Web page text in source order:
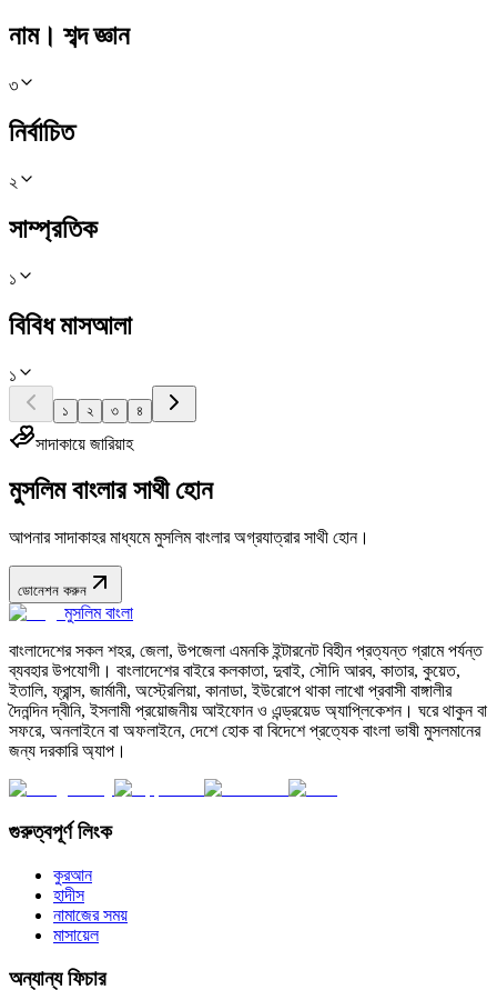
নাম। শব্দ জ্ঞান
৩
নির্বাচিত
২
সাম্প্রতিক
১
বিবিধ মাসআলা
১
১ ২ ৩ ৪
সাদাকায়ে জারিয়াহ
মুসলিম বাংলার সাথী হোন
আপনার সাদাকাহর মাধ্যমে মুসলিম বাংলার অগ্রযাত্রার সাথী হোন।
ডোনেশন করুন
মুসলিম বাংলা
বাংলাদেশের সকল শহর, জেলা, উপজেলা এমনকি ইন্টারনেট বিহীন প্রত্যন্ত গ্রামে পর্যন্ত
ব্যবহার উপযোগী। বাংলাদেশের বাইরে কলকাতা, দুবাই, সৌদি আরব, কাতার, কুয়েত,
ইতালি, ফ্রান্স, জার্মানী, অস্ট্রেলিয়া, কানাডা, ইউরোপে থাকা লাখো প্রবাসী বাঙ্গালীর
দৈনন্দিন দ্বীনি, ইসলামী প্রয়োজনীয় আইফোন ও এন্ড্রয়েড অ্যাপ্লিকেশন। ঘরে থাকুন বা
সফরে, অনলাইনে বা অফলাইনে, দেশে হোক বা বিদেশে প্রত্যেক বাংলা ভাষী মুসলমানের
জন্য দরকারি অ্যাপ।
গুরুত্বপূর্ণ লিংক
কুরআন
হাদীস
নামাজের সময়
মাসায়েল
অন্যান্য ফিচার